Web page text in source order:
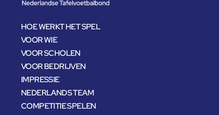
HOE WERKT HET SPEL
VOOR WIE
VOOR SCHOLEN
VOOR BEDRIJVEN
IMPRESSIE
NEDERLANDS TEAM
COMPETITIE SPELEN